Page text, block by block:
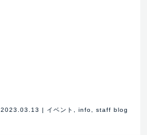
2023.03.13 | イベント info staff blog